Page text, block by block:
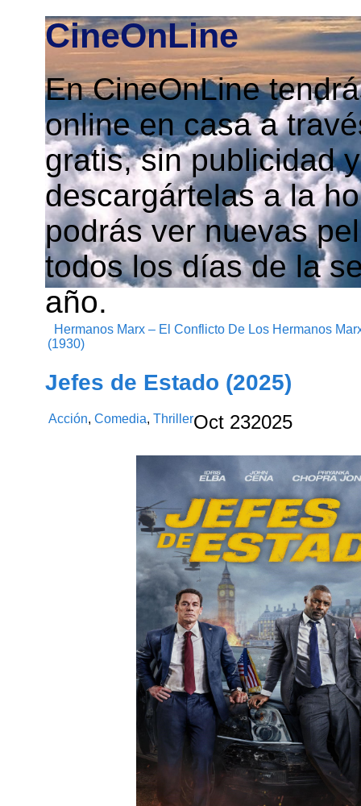
CineOnLine
En CineOnLine
online en casa a
gratis, sin publicidad
descargártelas a la
podrás ver nuevas
todos los días de la
año.
Hermanos Marx – El Conflicto De Los Hermanos
(1930)
Jefes de Estado (2025)
Acción,Comedia,ThrillerOct 232025